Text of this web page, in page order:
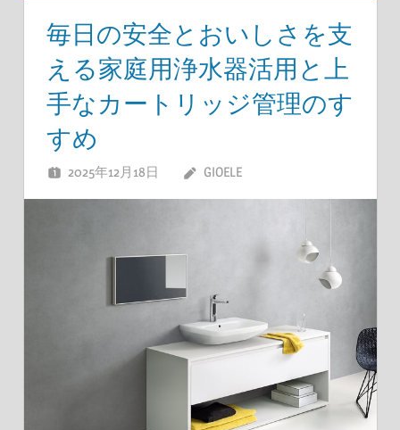
毎日の安全とおいしさを支
える家庭用浄水器活用と上
手なカートリッジ管理のす
すめ
2025年12月18日 GIOELE